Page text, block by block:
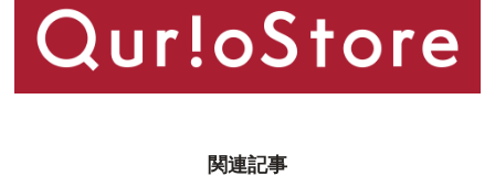
関連記事